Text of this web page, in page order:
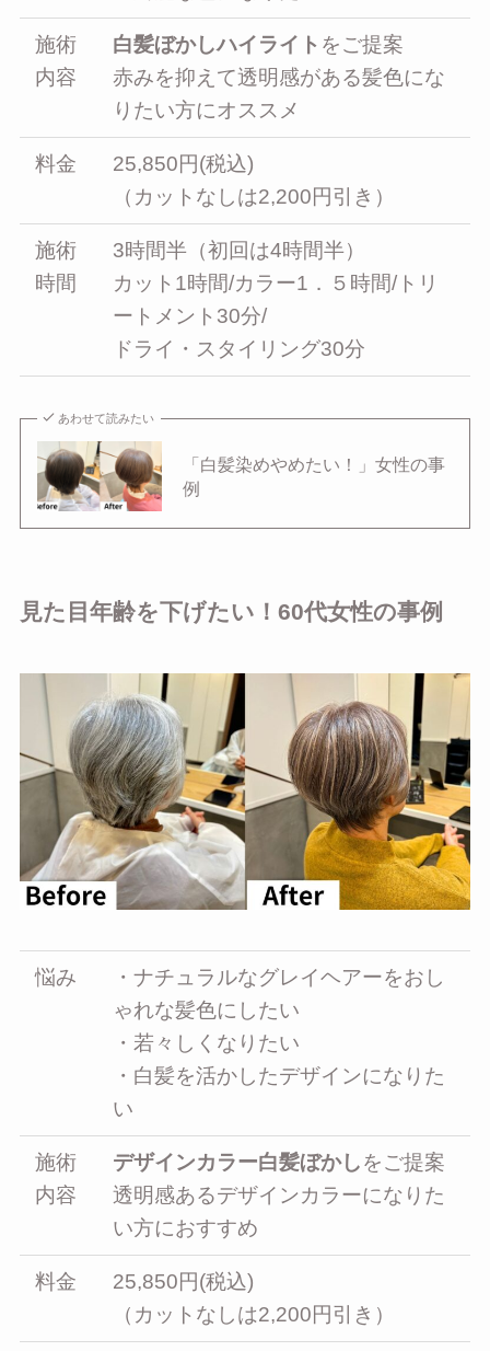
施術
内容
白髪ぼかしハイライト をご提案
赤みを抑えて透明感がある髪色にな
りたい方にオススメ
料金
25,850円(税込)
（カットなしは2,200円引き）
施術
時間
3時間半（初回は4時間半）
カット1時間/カラー1．５時間/トリ
ートメント30分/
ドライ・スタイリング30分
あわせて読みたい
「白髪染めやめたい！」女性の事
例
見た目年齢を下げたい！60代女性の事例
悩み
・ナチュラルなグレイヘアーをおし
ゃれな髪色にしたい
・若々しくなりたい
・白髪を活かしたデザインになりた
い
施術
内容
デザインカラー白髪ぼかしをご提案
透明感あるデザインカラーになりた
い方におすすめ
料金
25,850円(税込)
（カットなしは2,200円引き）